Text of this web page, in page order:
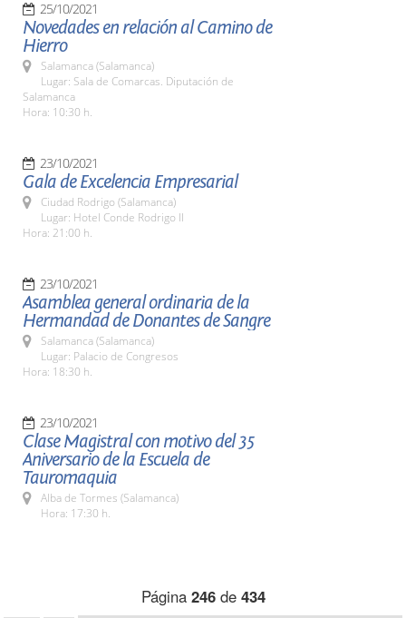
25/10/2021
Novedades en relación al Camino de
Hierro
Salamanca (Salamanca)
Lugar: Sala de Comarcas. Diputación de
Salamanca
Hora: 10:30 h.
23/10/2021
Gala de Excelencia Empresarial
Ciudad Rodrigo (Salamanca)
Lugar: Hotel Conde Rodrigo II
Hora: 21:00 h.
23/10/2021
Asamblea general ordinaria de la
Hermandad de Donantes de Sangre
Salamanca (Salamanca)
Lugar: Palacio de Congresos
Hora: 18:30 h.
23/10/2021
Clase Magistral con motivo del 35
Aniversario de la Escuela de
Tauromaquia
Alba de Tormes (Salamanca)
Hora: 17:30 h.
Página 246de 434